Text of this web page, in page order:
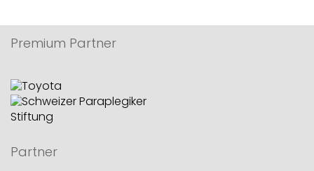
Premium Partner
Partner